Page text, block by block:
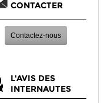
CONTACTER
Contactez-nous
L'AVIS DES
INTERNAUTES